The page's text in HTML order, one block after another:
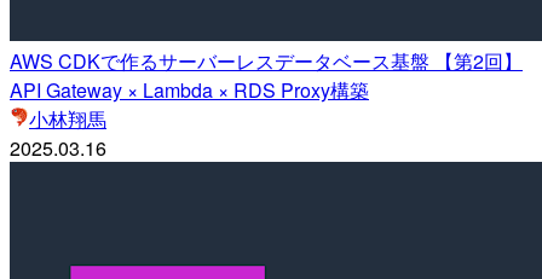
AWS CDKで作るサーバーレスデータベース基盤 【第2回】
API Gateway × Lambda × RDS Proxy構築
小林翔馬
2025.03.16